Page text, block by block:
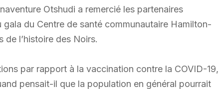
Otshudi a remercié les partenaires
du Centre de santé communautaire Hamilton-
l’histoire des Noirs.
par rapport à la vaccination contre la COVID-19,
pensait-il que la population en général pourrait